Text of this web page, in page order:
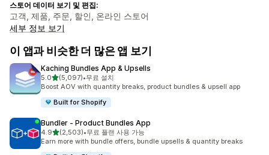
스토어 데이터 보기 및 편집:
고객, 제품, 주문, 할인, 온라인 스토어
세부 정보 보기
이 앱과 비슷한 더 많은 앱 보기
Kaching Bundles App & Upsells
5.0별 5개 중
(5,097)
총 리뷰 5097개
•무료 설치
Boost AOV with quantity breaks, product bundles & upsell app
Built for Shopify
Bundler ‑ Product Bundles App
4.9별 5개 중
(2,503)
총 리뷰 2503개
•무료 플랜 사용 가능
Earn more with bundle offers, bundle upsells & quantity breaks